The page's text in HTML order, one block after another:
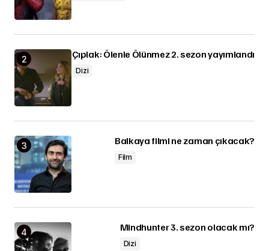
Çıplak: Ölenle Ölünmez 2. sezon yayımlandı
Dizi
Balkaya filmi ne zaman çıkacak?
Film
Mindhunter 3. sezon olacak mı?
Dizi